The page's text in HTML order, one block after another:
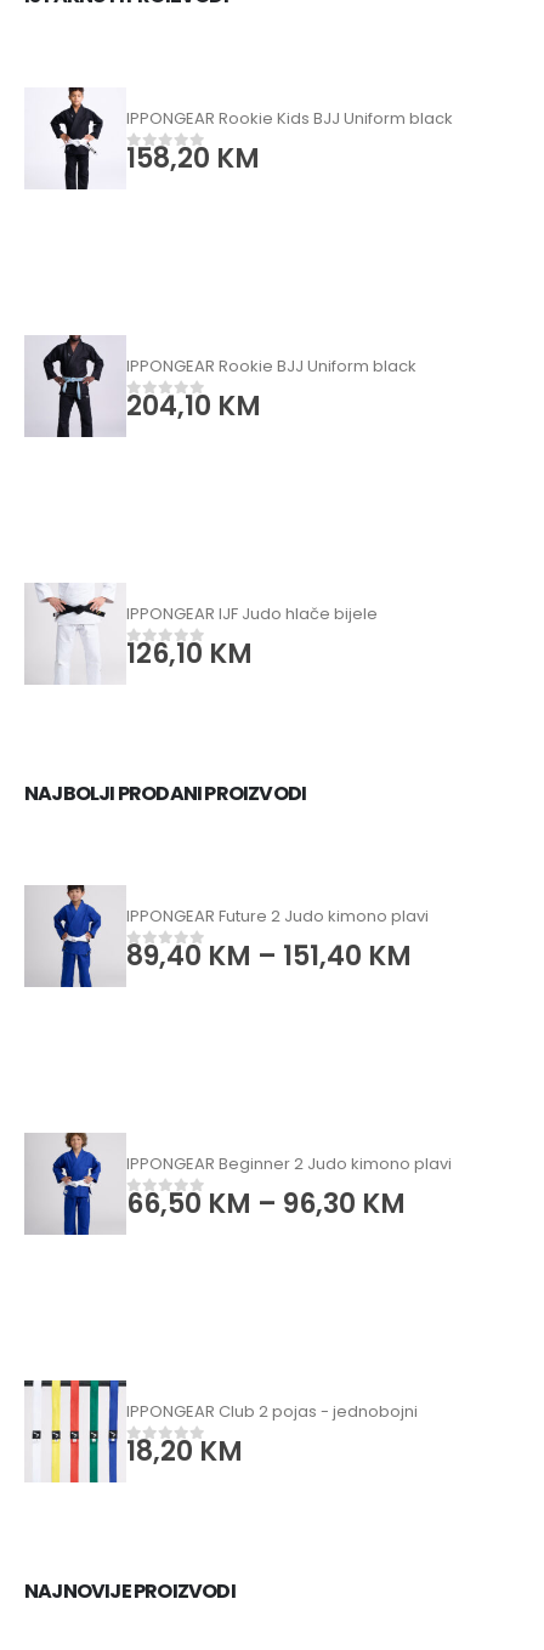
IPPONGEAR Rookie Kids BJJ Uniform black
od 5
158,20 KM
IPPONGEAR Rookie BJJ Uniform black
0od 5
204,10 KM
IPPONGEAR IJF Judo hlače bijele
od 5
126,10 KM
NAJBOLJI PRODANI PROIZVODI
IPPONGEAR Future 2 Judo kimono plavi
0od 5
89,40 KM – 151,40 KM
IPPONGEAR Beginner 2 Judo kimono plavi
0od 5
66,50 KM – 96,30 KM
IPPONGEAR Club 2 pojas - jednobojni
od 5
18,20KM
NAJNOVIJE PROIZVODI